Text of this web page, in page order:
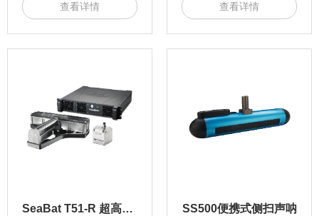
查看详情 查看详情
SeaBat T51-R 超高频多波束测深仪 SS500便携式侧扫声呐